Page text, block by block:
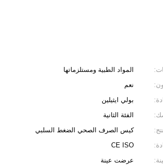
المواد الطبية ومستلزماتها
نعم
بولي ايثيلين
الفئة الثانية
كيس الصرف الصحي الضغط السلبي
CE ISO
عرضت عينة